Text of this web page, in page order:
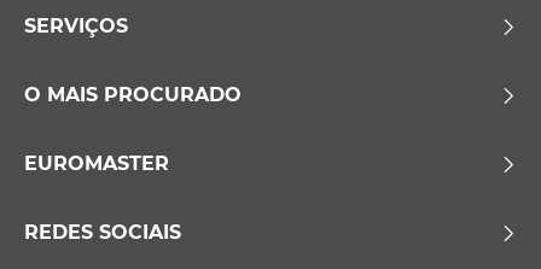
SERVIÇOS
O MAIS PROCURADO
EUROMASTER
REDES SOCIAIS